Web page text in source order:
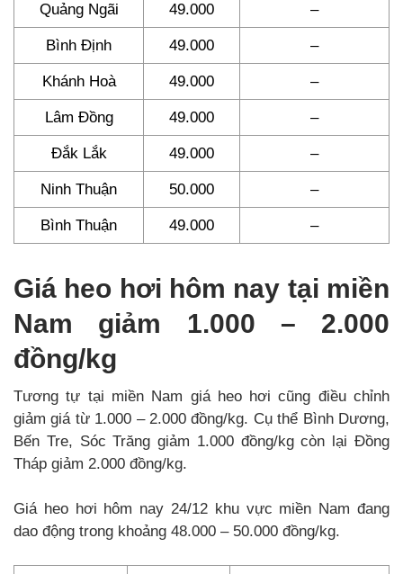
Quảng Ngãi 49.000 –
Bình Định 49.000 –
Khánh Hoà 49.000 –
Lâm Đồng 49.000 –
Đắk Lắk 49.000 –
Ninh Thuận 50.000 –
Bình Thuận 49.000 –
Giá heo hơi hôm nay tại miền
Nam giảm 1.000 – 2.000
đồng/kg
Tương tự tại miền Nam giá heo hơi cũng điều chỉnh
giảm giá từ 1.000 – 2.000 đồng/kg. Cụ thể Bình Dương,
Bến Tre, Sóc Trăng giảm 1.000 đồng/kg còn lại Đồng
Tháp giảm 2.000 đồng/kg.
Giá heo hơi hôm nay 24/12 khu vực miền Nam đang
dao động trong khoảng 48.000 – 50.000 đồng/kg.